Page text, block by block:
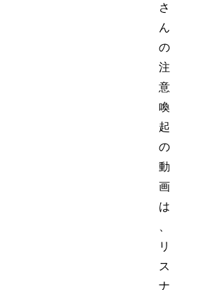
さ
ん
の
注
意
喚
起
の
動
画
は
リ
ス
ナ